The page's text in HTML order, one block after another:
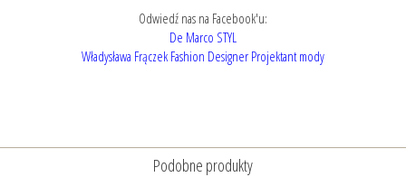
Odwiedź nas na Facebook'u:
De Marco STYL
Władysława Frączek Fashion Designer Projektant mody
Podobne produkty